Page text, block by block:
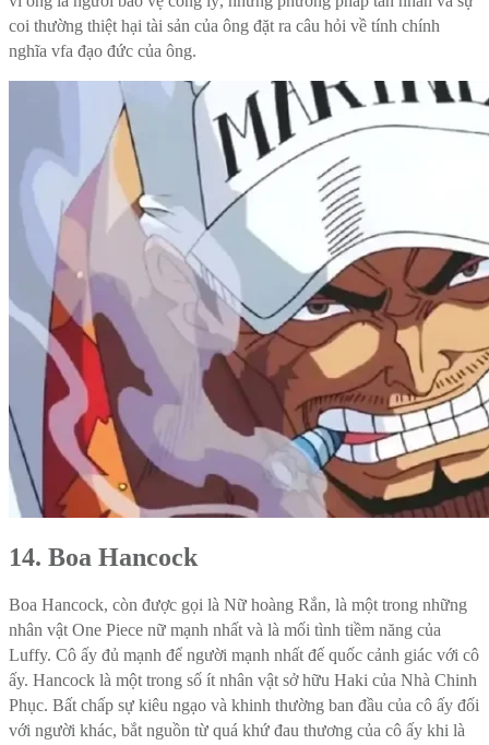
coi thường thiệt hại tài sản của ông đặt ra câu hỏi về tính chính
nghĩa vfa đạo đức của ông.
14. Boa Hancock
Boa Hancock, còn được gọi là Nữ hoàng Rắn, là một trong những
nhân vật One Piece nữ mạnh nhất và là mối tình tiềm năng của
Luffy. Cô ấy đủ mạnh để người mạnh nhất đế quốc cảnh giác với cô
ấy. Hancock là một trong số ít nhân vật sở hữu Haki của Nhà Chinh
Phục. Bất chấp sự kiêu ngạo và khinh thường ban đầu của cô ấy đối
với người khác, bắt nguồn từ quá khứ đau thương của cô ấy khi là